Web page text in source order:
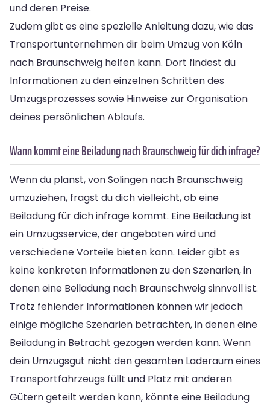
und deren Preise.
Zudem gibt es eine spezielle Anleitung dazu, wie das
Transportunternehmen dir beim Umzug von Köln
nach Braunschweig helfen kann. Dort findest du
Informationen zu den einzelnen Schritten des
Umzugsprozesses sowie Hinweise zur Organisation
deines persönlichen Ablaufs.
Wann kommt eine Beiladung nach Braunschweig für dich infrage?
Wenn du planst, von Solingen nach Braunschweig
umzuziehen, fragst du dich vielleicht, ob eine
Beiladung für dich infrage kommt. Eine Beiladung ist
ein Umzugsservice, der angeboten wird und
verschiedene Vorteile bieten kann. Leider gibt es
keine konkreten Informationen zu den Szenarien, in
denen eine Beiladung nach Braunschweig sinnvoll ist.
Trotz fehlender Informationen können wir jedoch
einige mögliche Szenarien betrachten, in denen eine
Beiladung in Betracht gezogen werden kann. Wenn
dein Umzugsgut nicht den gesamten Laderaum eines
Transportfahrzeugs füllt und Platz mit anderen
Gütern geteilt werden kann, könnte eine Beiladung